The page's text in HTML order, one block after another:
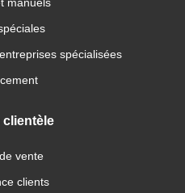
spécialisées
clientèle
vente
clients